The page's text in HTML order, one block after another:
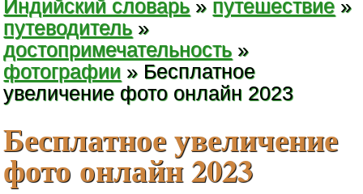
Индийский словарь » путешествие »
путеводитель »
достопримечательность »
фотографии » Бесплатное
увеличение фото онлайн 2023
Бесплатное увеличение
фото онлайн 2023